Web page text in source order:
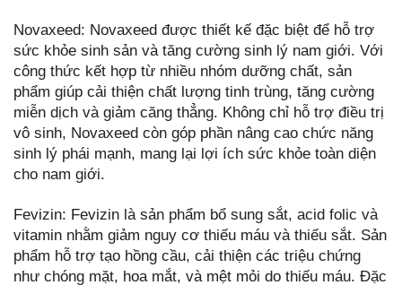
Novaxeed: Novaxeed được thiết kế đặc biệt để hỗ trợ
sức khỏe sinh sản và tăng cường sinh lý nam giới. Với
công thức kết hợp từ nhiều nhóm dưỡng chất, sản
phẩm giúp cải thiện chất lượng tinh trùng, tăng cường
miễn dịch và giảm căng thẳng. Không chỉ hỗ trợ điều trị
vô sinh, Novaxeed còn góp phần nâng cao chức năng
sinh lý phái mạnh, mang lại lợi ích sức khỏe toàn diện
cho nam giới.
Fevizin: Fevizin là sản phẩm bổ sung sắt, acid folic và
vitamin nhằm giảm nguy cơ thiếu máu và thiếu sắt. Sản
phẩm hỗ trợ tạo hồng cầu, cải thiện các triệu chứng
như chóng mặt, hoa mắt, và mệt mỏi do thiếu máu. Đặc